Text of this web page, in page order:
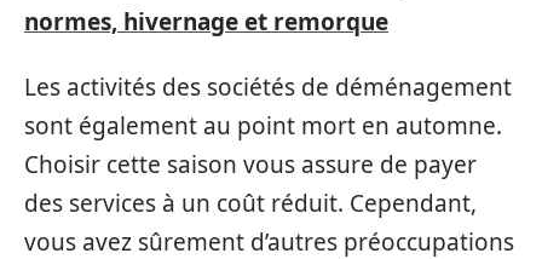
normes, hivernage et remorque
Les activités des sociétés de déménagement
sont également au point mort en automne.
Choisir cette saison vous assure de payer
des services à un coût réduit. Cependant,
vous avez sûrement d’autres préoccupations